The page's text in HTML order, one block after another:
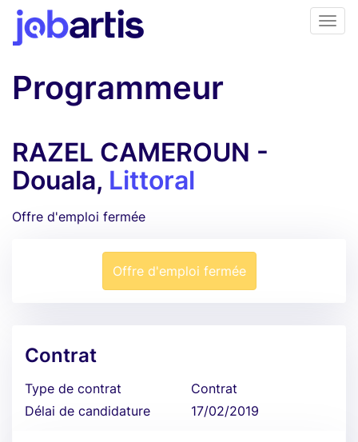
Programmeur
RAZEL CAMEROUN -
Douala, Littoral
Offre d'emploi fermée
Offre d'emploi fermée
Contrat
Type de contrat
Contrat
Délai de candidature
17/02/2019